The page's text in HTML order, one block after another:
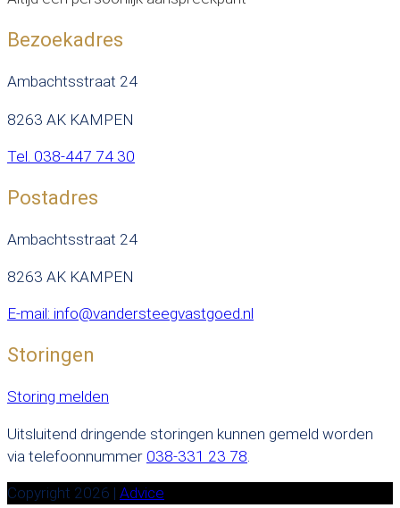
Bezoekadres
Ambachtsstraat 24
8263 AK KAMPEN
Tel. 038-447 74 30
Postadres
Ambachtsstraat 24
8263 AK KAMPEN
E-mail: info@vandersteegvastgoed.nl
Storingen
Storing melden
Uitsluitend dringende storingen kunnen gemeld worden
via telefoonnummer 038-331 23 78.
Copyright 2026 | Advice